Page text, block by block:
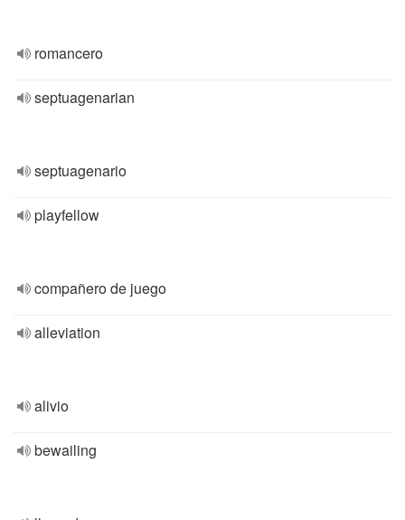
romancero
septuagenarian
septuagenario
playfellow
compañero de juego
alleviation
alivio
bewailing